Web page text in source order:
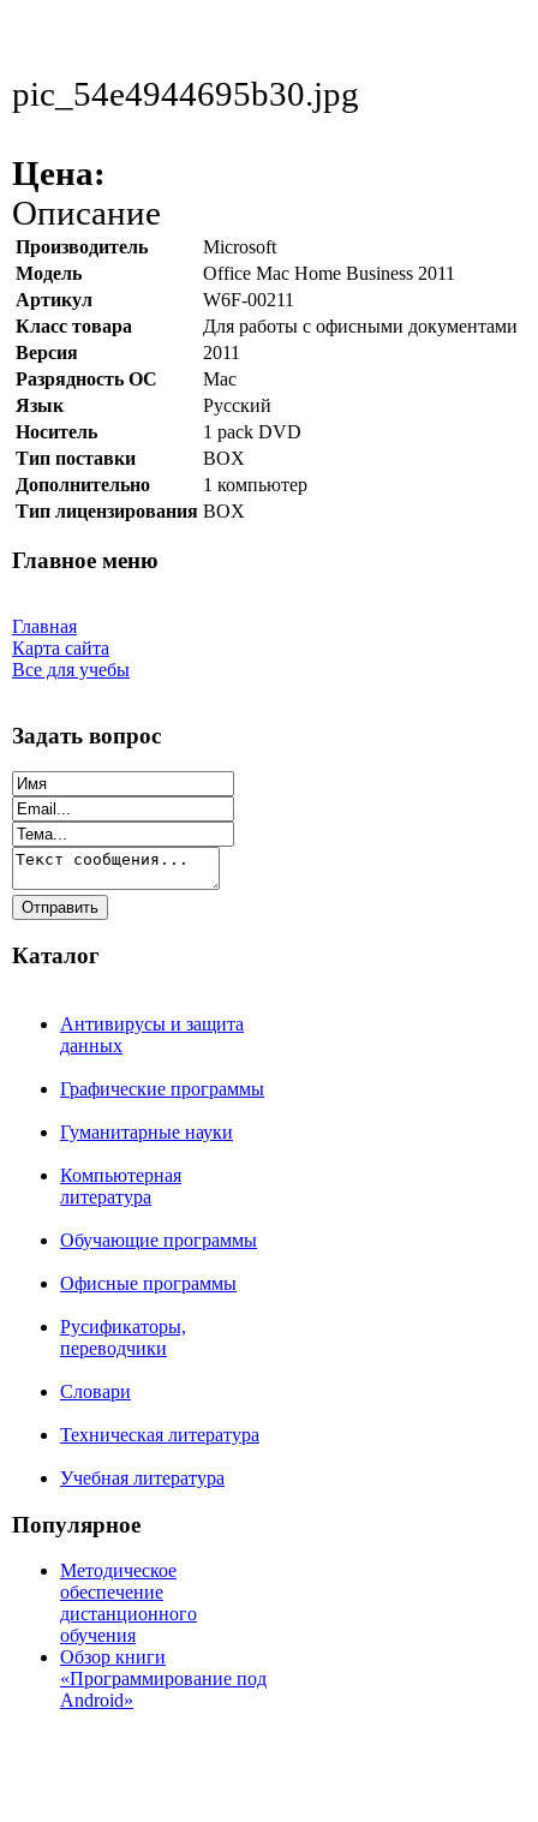
pic_54e4944695b30.jpg
Цена:
Описание
Производитель
Microsoft
Модель
Office Mac Home Business 2011
Артикул
W6F-00211
Класс товара
Для работы с офисными документами
Версия
2011
Разрядность ОС
Mac
Язык
Русский
Носитель
1 pack DVD
Тип поставки
BOX
Дополнительно
1 компьютер
Тип лицензирования BOX
Главное меню
Главная
Карта сайта
Все для учебы
Задать вопрос
Каталог
Антивирусы и защита
данных
Графические программы
Гуманитарные науки
Компьютерная
литература
Обучающие программы
Офисные программы
Русификаторы,
переводчики
Словари
Техническая литература
Учебная литература
Популярное
Методическое
обеспечение
дистанционного
обучения
Обзор книги
«Программирование под
Android»